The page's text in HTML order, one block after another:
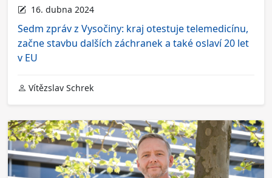
16. dubna 2024
Sedm zpráv z Vysočiny: kraj otestuje telemedicínu,
začne stavbu dalších záchranek a také oslaví 20 let
v EU
Vítězslav Schrek